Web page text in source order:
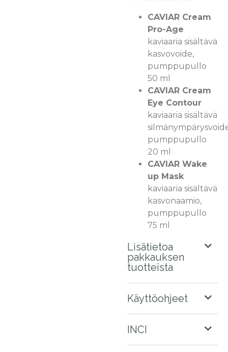
CAVIAR Cream
Pro-Age
kaviaaria sisältävä
kasvovoide,
pumppupullo
50 ml
CAVIAR Cream
Eye Contour
kaviaaria sisältävä
pumppupullo
20 ml
CAVIAR Wake
up Mask
kaviaaria sisältävä
kasvonaamio,
pumppupullo
75 ml
Lisätietoa
pakkauksen
tuotteista
Käyttöohjeet
INCI